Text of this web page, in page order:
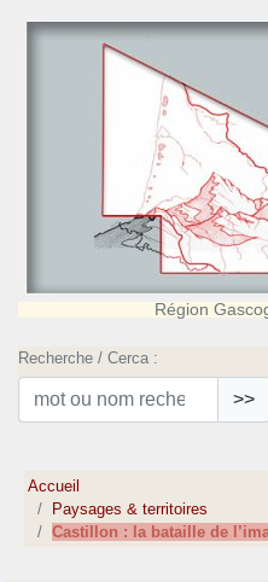
Région
Recherche / Cerca :
>>
Accueil
Paysages & territoires
Castillon : la bataille de